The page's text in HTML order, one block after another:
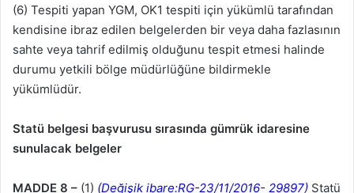
(6) Tespiti yapan YGM, OK1 tespiti için yükümlü tarafından
kendisine ibraz edilen belgelerden bir veya daha fazlasının
sahte veya tahrif edilmiş olduğunu tespit etmesi halinde
durumu yetkili bölge müdürlüğüne bildirmekle
yükümlüdür.
Statü belgesi başvurusu sırasında gümrük idaresine
sunulacak belgeler
MADDE 8 – (1) (Değişik ibare:RG-23/11/2016- 29897) Statü